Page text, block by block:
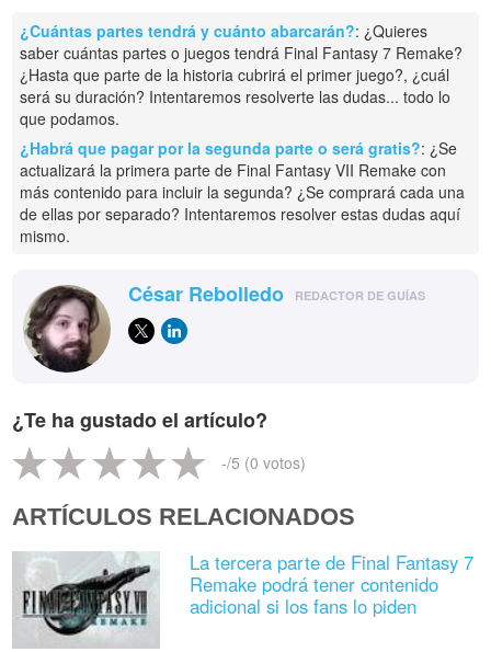
¿Cuántas partes tendrá y cuánto abarcarán?: ¿Quieres
saber cuántas partes o juegos tendrá Final Fantasy 7 Remake?
¿Hasta que parte de la historia cubrirá el primer juego?, ¿cuál
será su duración? Intentaremos resolverte las dudas... todo lo
que podamos.
¿Habrá que pagar por la segunda parte o será gratis?: ¿Se
actualizará la primera parte de Final Fantasy VII Remake con
más contenido para incluir la segunda? ¿Se comprará cada una
de ellas por separado? Intentaremos resolver estas dudas aquí
mismo.
César Rebolledo REDACTOR DE GUÍAS
¿Te ha gustado el artículo?
-/5 (0 votos)
ARTÍCULOS RELACIONADOS
La tercera parte de Final Fantasy 7
Remake podrá tener contenido
adicional si los fans lo piden